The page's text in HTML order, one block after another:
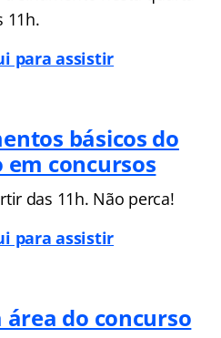
11h.
para assistir
básicos do
concursos
das 11h. Não perca!
para assistir
área do concurso